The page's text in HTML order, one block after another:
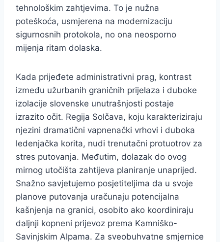
tehnološkim zahtjevima. To je nužna
poteškoća, usmjerena na modernizaciju
sigurnosnih protokola, no ona neosporno
mijenja ritam dolaska.
Kada prijeđete administrativni prag, kontrast
između užurbanih graničnih prijelaza i duboke
izolacije slovenske unutrašnjosti postaje
izrazito očit. Regija Solčava, koju karakteriziraju
njezini dramatični vapnenački vrhovi i duboka
ledenjačka korita, nudi trenutačni protuotrov za
stres putovanja. Međutim, dolazak do ovog
mirnog utočišta zahtijeva planiranje unaprijed.
Snažno savjetujemo posjetiteljima da u svoje
planove putovanja uračunaju potencijalna
kašnjenja na granici, osobito ako koordiniraju
daljnji kopneni prijevoz prema Kamniško-
Savinjskim Alpama. Za sveobuhvatne smjernice